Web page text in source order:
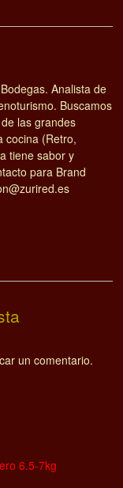
Analista de
Buscamos
las grandes
cocina (Retro,
tiene sabor y
para Brand
un comentario.
6.5-7kg